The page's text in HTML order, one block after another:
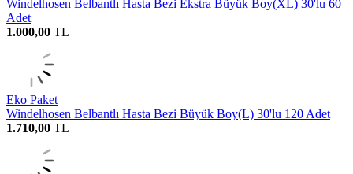
Windelhosen Belbantlı Hasta Bezi Ekstra Büyük Boy(XL) 30'lu 60
Adet
1.000,00 TL
Eko Paket
Windelhosen Belbantlı Hasta Bezi Büyük Boy(L) 30'lu 120 Adet
1.710,00 TL